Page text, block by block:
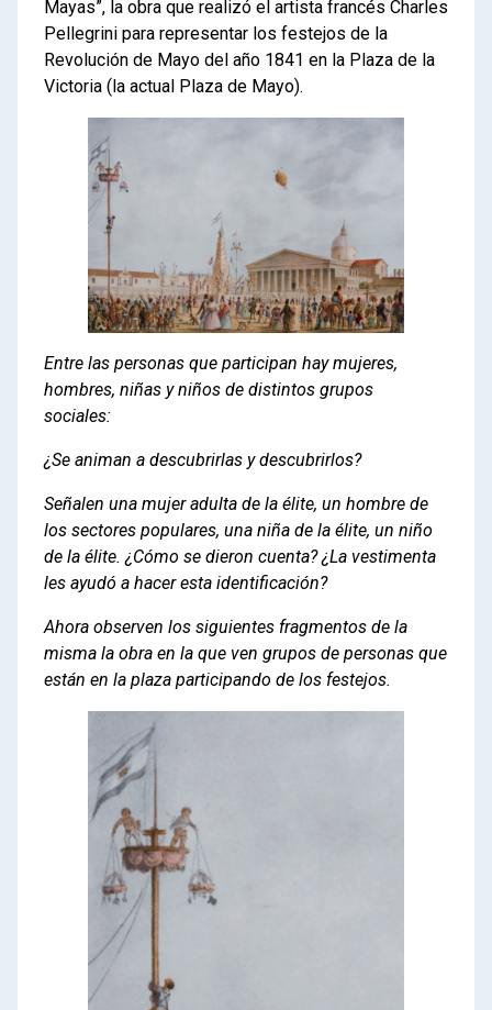
Mayas”, la obra que realizó el artista francés Charles
Pellegrini para representar los festejos de la
Revolución de Mayo del año 1841 en la Plaza de la
Victoria (la actual Plaza de Mayo).
Entre las personas que participan hay mujeres,
hombres, niñas y niños de distintos grupos
sociales:
¿Se animan a descubrirlas y descubrirlos?
Señalen una mujer adulta de la élite, un hombre de
los sectores populares, una niña de la élite, un niño
de la élite. ¿Cómo se dieron cuenta? ¿La vestimenta
les ayudó a hacer esta identificación?
Ahora observen los siguientes fragmentos de la
misma la obra en la que ven grupos de personas que
están en la plaza participando de los festejos.